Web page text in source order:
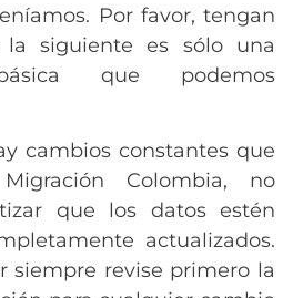
Por favor, tengan
siguiente es sólo una
que podemos
cambios constantes que
Colombia, no
que los datos estén
actualizados.
siempre revise primero la